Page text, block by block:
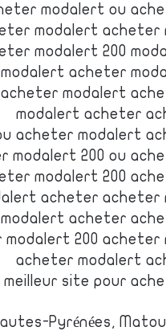
modalert ou
modalert acheter
modalert 200
modalert acheter
acheter modalert
modalert acheter
acheter modalert
modalert 200 ou
modalert 200
acheter acheter
modalert acheter
200 acheter
acheter modalert
site pour
Pyrénées,